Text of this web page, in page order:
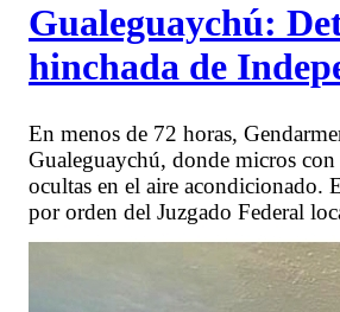
Gualeguaychú:
hinchada de
En menos de 72 horas,
Gualeguaychú, donde micros
ocultas en el aire acondicionado.
por orden del Juzgado Federal